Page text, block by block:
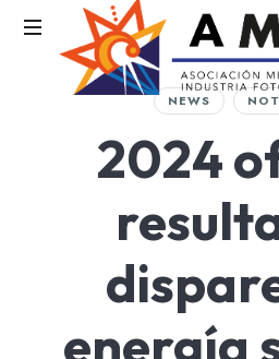
AMIF
Mexicana
NEWS
2024
energía